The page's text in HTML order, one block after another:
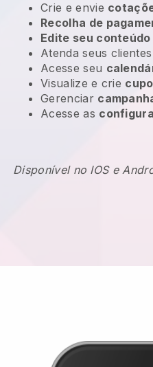
Crie e envie
Recolha de
Edite seu conteúdo
Atenda seus
Acesse seu
Visualize e crie
Gerenciar
Acesse as
Disponível no IOS e